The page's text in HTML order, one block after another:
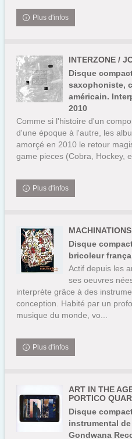
Plus d'infos
INTERZONE /
Disque
saxophoniste,
américain.
2010
Comme si l'histoire d'un
d'une époque à l'autre, les
amorçé en 2010 le retour
game pieces (Cobra, Hockey,
Plus d'infos
Disque
bricoleur
Actif depuis les
ses oeuvres
interprète grâce à des
conception. Habité par un
musique du monde, vo...
Plus d'infos
ART IN THE
PORTICO
Disque
instrumental
Gondwana